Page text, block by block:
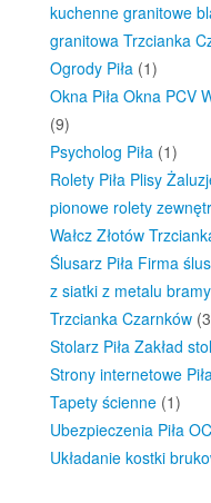
kuchenne granitowe
granitowa Trzcianka
Ogrody Piła (1)
Okna Piła Okna PCV
(9)
Psycholog Piła (1)
Rolety Piła Plisy
pionowe rolety
Wałcz Złotów
Ślusarz Piła Firma
z siatki z metalu
Trzcianka Czarnków
Stolarz Piła Zakład
Strony internetowe
Tapety ścienne (1)
Ubezpieczenia Piła
Układanie kostki